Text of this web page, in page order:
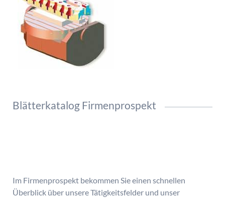
Blätterkatalog Firmenprospekt
Im Firmenprospekt bekommen Sie einen schnellen
Überblick über unsere Tätigkeitsfelder und unser